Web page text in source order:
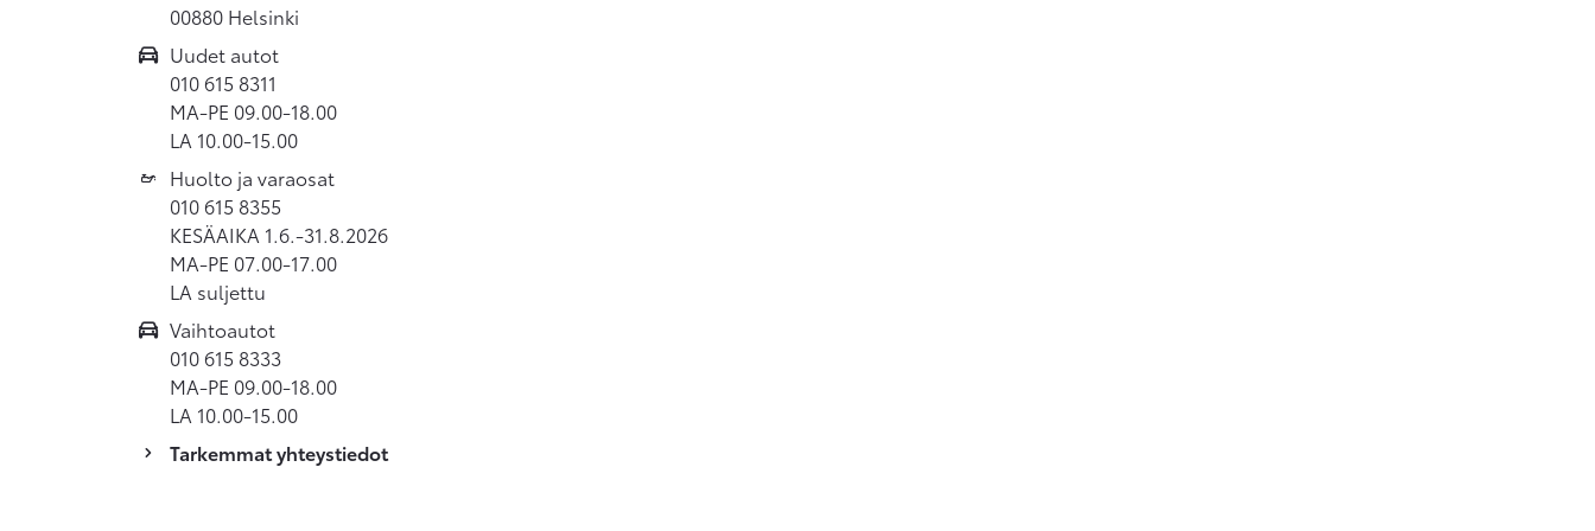
00880 Helsinki
Uudet autot
010 615 8311
MA-PE 09.00-18.00
LA 10.00-15.00
Huolto ja varaosat
010 615 8355
KESÄAIKA 1.6.-31.8.2026
MA-PE 07.00-17.00
LA suljettu
Vaihtoautot
010 615 8333
MA-PE 09.00-18.00
LA 10.00-15.00
Tarkemmat yhteystiedot